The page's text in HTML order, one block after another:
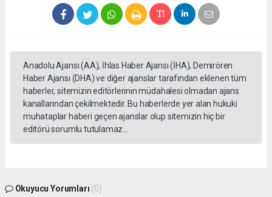
Anadolu Ajansı (AA), İhlas Haber Ajansı (İHA), Demirören
Haber Ajansı (DHA) ve diğer ajanslar tarafından eklenen tüm
haberler, sitemizin editörlerinin müdahalesi olmadan ajans
kanallarından çekilmektedir. Bu haberlerde yer alan hukuki
muhataplar haberi geçen ajanslar olup sitemizin hiç bir
editörü sorumlu tutulamaz...
Okuyucu Yorumları (0)